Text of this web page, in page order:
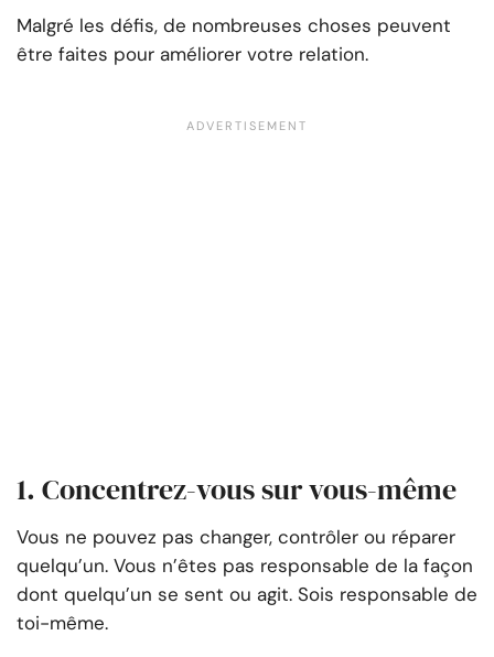
Malgré les défis, de nombreuses choses peuvent
être faites pour améliorer votre relation.
1. Concentrez-vous sur vous-même
Vous ne pouvez pas changer, contrôler ou réparer
quelqu’un. Vous n’êtes pas responsable de la façon
dont quelqu’un se sent ou agit. Sois responsable de
toi-même.